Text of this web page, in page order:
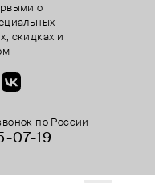
по России
07⁠-19
о
скидках и